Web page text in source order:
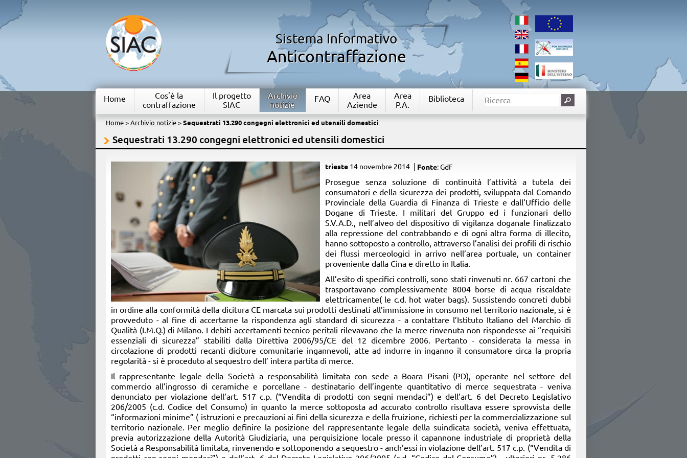
Sistema Informativo
Anticontraffazione
Home
Cos'è la
contraffazione
Il progetto
SIAC
Archivio
notizie
FAQ
Area
Aziende
Area
P.A.
Biblioteca
Home> Archivio notizie> Sequestrati 13.290 congegni elettronici ed utensili domestici
Sequestrati 13.290 congegni elettronici ed utensili domestici
trieste 14 novembre 2014 Fonte: GdF
​Prosegue senza soluzione di continuità l’attività a tutela dei
consumatori e della sicurezza dei prodotti, sviluppata dal Comando
Provinciale della Guardia di Finanza di Trieste e dall’Ufficio delle
Dogane di Trieste. I militari del Gruppo ed i funzionari dello
S.V.A.D., nell’alveo del dispositivo di vigilanza doganale finalizzato
alla repressione del contrabbando e di ogni altra forma di illecito,
hanno sottoposto a controllo, attraverso l’analisi dei profili di rischio
dei flussi merceologici in arrivo nell’area portuale, un container
proveniente dalla Cina e diretto in Italia.
All’esito di specifici controlli, sono stati rinvenuti nr. 667 cartoni che
trasportavano complessivamente 8004 borse di acqua riscaldate
elettricamente( le c.d. hot water bags). Sussistendo concreti dubbi
in ordine alla conformità della dicitura CE marcata sui prodotti destinati all’immissione in consumo nel territorio nazionale, si è
provveduto - al fine di accertarne la rispondenza agli standard di sicurezza - a contattare l’Istituto Italiano del Marchio di
Qualità (I.M.Q.) di Milano. I debiti accertamenti tecnico-peritali rilevavano che la merce rinvenuta non rispondesse ai “requisiti
essenziali di sicurezza” stabiliti dalla Direttiva 2006/95/CE del 12 dicembre 2006. Pertanto - considerata la messa in
circolazione di prodotti recanti diciture comunitarie ingannevoli, atte ad indurre in inganno il consumatore circa la propria
regolarità - si è proceduto al sequestro dell’ intera partita di merce.
Il rappresentante legale della Società a responsabilità limitata con sede a Boara Pisani (PD), operante nel settore del
commercio all’ingrosso di ceramiche e porcellane - destinatario dell’ingente quantitativo di merce sequestrata - veniva
denunciato per violazione dell’art. 517 c.p. (“Vendita di prodotti con segni mendaci”) e dell’art. 6 del Decreto Legislativo
206/2005 (c.d. Codice del Consumo) in quanto la merce sottoposta ad accurato controllo risultava essere sprovvista delle
“informazioni minime” ( istruzioni e precauzioni ai fini della sicurezza e della fruizione, richiesti per la commercializzazione sul
territorio nazionale. Per meglio definire la posizione del rappresentante legale della suindicata società, veniva effettuata,
previa autorizzazione della Autorità Giudiziaria, una perquisizione locale presso il capannone industriale di proprietà della
Società a Responsabilità limitata, rinvenendo e sottoponendo a sequestro - anch’essi in violazione dell’art. 517 c.p. (“Vendita di